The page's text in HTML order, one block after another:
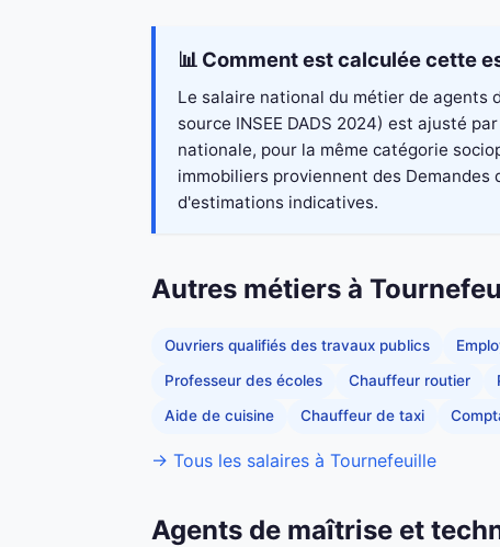
📊 Comment est calculée cette
Le salaire national du métier de agents
source INSEE DADS 2024) est ajusté
nationale, pour la même catégorie
immobiliers proviennent des Demandes
d'estimations indicatives.
Autres métiers à
Ouvriers qualifiés des travaux publics
Professeur des écoles Chauffeur routier
Aide de cuisine Chauffeur de taxi
→ Tous les salaires à Tournefeuille
Agents de maîtrise et